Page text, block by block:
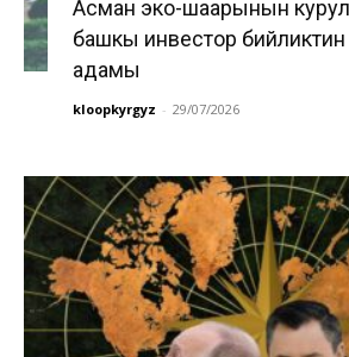
Асман эко-шаарынын
башкы инвестор
адамы
kloopkyrgyz - 29/07/2026